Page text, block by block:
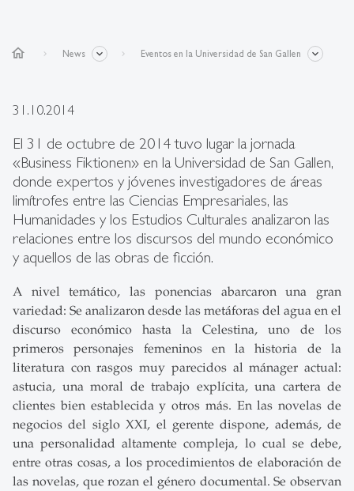
home News Eventos en la Universidad de San Gallen
31.10.2014
El 31 de octubre de 2014 tuvo lugar la jornada
«Business Fiktionen» en la Universidad de San Gallen,
donde expertos y jóvenes investigadores de áreas
limítrofes entre las Ciencias Empresariales, las
Humanidades y los Estudios Culturales analizaron las
relaciones entre los discursos del mundo económico
y aquellos de las obras de ficción.
A nivel temático, las ponencias abarcaron una gran
variedad: Se analizaron desde las metáforas del agua en el
discurso económico hasta la Celestina, uno de los
primeros personajes femeninos en la historia de la
literatura con rasgos muy parecidos al mánager actual:
astucia, una moral de trabajo explícita, una cartera de
clientes bien establecida y otros más. En las novelas de
negocios del siglo XXI, el gerente dispone, además, de
una personalidad altamente compleja, lo cual se debe,
entre otras cosas, a los procedimientos de elaboración de
las novelas, que rozan el género documental. Se observan